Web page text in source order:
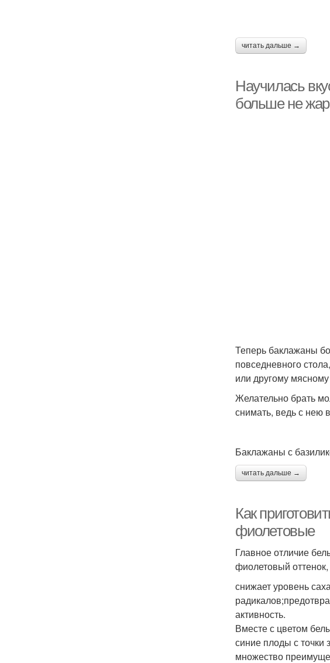
читать дальше →
Научилась
больше не
Теперь баклажаны
повседневного
или другому
Желательно брать
снимать, ведь с нею
Баклажаны с
читать дальше →
Как
фиолетовые
Главное отличие
фиолетовый
снижает уровень
активность.
Вместе с цветом
синие плоды с точки
множество